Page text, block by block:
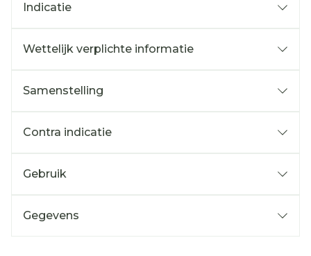
Indicatie
Wettelijk verplichte informatie
Samenstelling
Contra indicatie
Gebruik
Gegevens